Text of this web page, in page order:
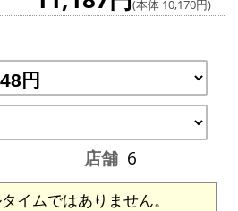
(本体 10,170円)
店舗 6
イムではありません。